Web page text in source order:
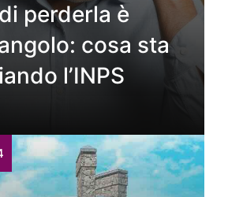
perderla è
cosa sta
l’INPS